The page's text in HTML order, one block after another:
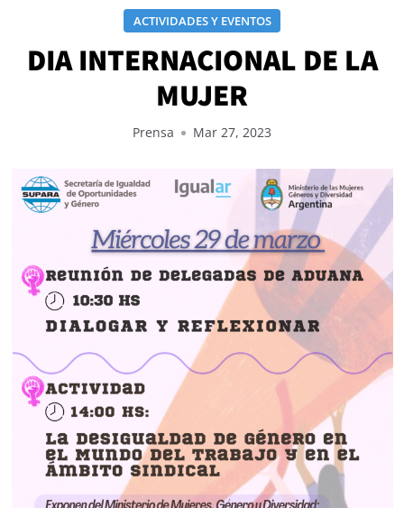
ACTIVIDADES Y EVENTOS
DIA INTERNACIONAL DE LA
MUJER
Prensa Mar 27, 2023